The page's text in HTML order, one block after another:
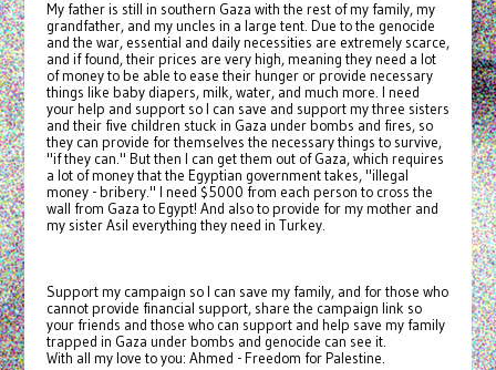
My father is still in southern Gaza with the rest of my family, my
grandfather, and my uncles in a large tent. Due to the genocide
and the war, essential and daily necessities are extremely scarce,
and if found, their prices are very high, meaning they need a lot
of money to be able to ease their hunger or provide necessary
things like baby diapers, milk, water, and much more. I need
your help and support so I can save and support my three sisters
and their five children stuck in Gaza under bombs and fires, so
they can provide for themselves the necessary things to survive,
"if they can." But then I can get them out of Gaza, which requires
a lot of money that the Egyptian government takes, "illegal
money - bribery." I need $5000 from each person to cross the
wall from Gaza to Egypt! And also to provide for my mother and
my sister Asil everything they need in Turkey.
Support my campaign so I can save my family, and for those who
cannot provide financial support, share the campaign link so
your friends and those who can support and help save my family
trapped in Gaza under bombs and genocide can see it.
With all my love to you: Ahmed - Freedom for Palestine.